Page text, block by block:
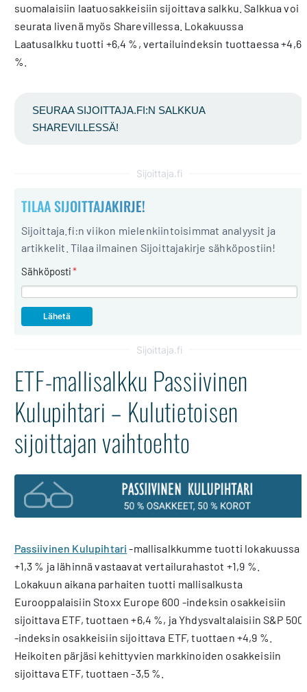
suomalaisiin laatuosakkeisiin sijoittava salkku. Salkkua voi
seurata livenä myös Sharevillessa. Lokakuussa
Laatusalkku tuotti +6,4 %, vertailuindeksin tuottaessa +4,6
%.
SEURAA SIJOITTAJA.FI:N SALKKUA
SHAREVILLESSÄ!
Sijoittaja.fi
TILAA SIJOITTAJAKIRJE!
Sijoittaja.fi:n viikon mielenkiintoisimmat analyysit ja
artikkelit. Tilaa ilmainen Sijoittajakirje sähköpostiin!
Sähköposti*
Sijoittaja.fi
ETF-mallisalkku Passiivinen
Kulupihtari – Kulutietoisen
sijoittajan vaihtoehto
Passiivinen Kulupihtari -mallisalkkumme tuotti lokakuussa
+1,3 % ja lähinnä vastaavat vertailurahastot +1,9 %.
Lokakuun aikana parhaiten tuotti mallisalkusta
Eurooppalaisiin Stoxx Europe 600 -indeksin osakkeisiin
sijoittava ETF, tuottaen +6,4 %, ja Yhdysvaltalaisiin S&P 500
-indeksin osakkeisiin sijoittava ETF, tuottaen +4,9 %.
Heikoiten pärjäsi kehittyvien markkinoiden osakkeisiin
sijoittava ETF, tuottaen -3,5 %.